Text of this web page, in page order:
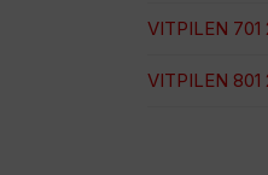
VITPILEN 701
VITPILEN 801